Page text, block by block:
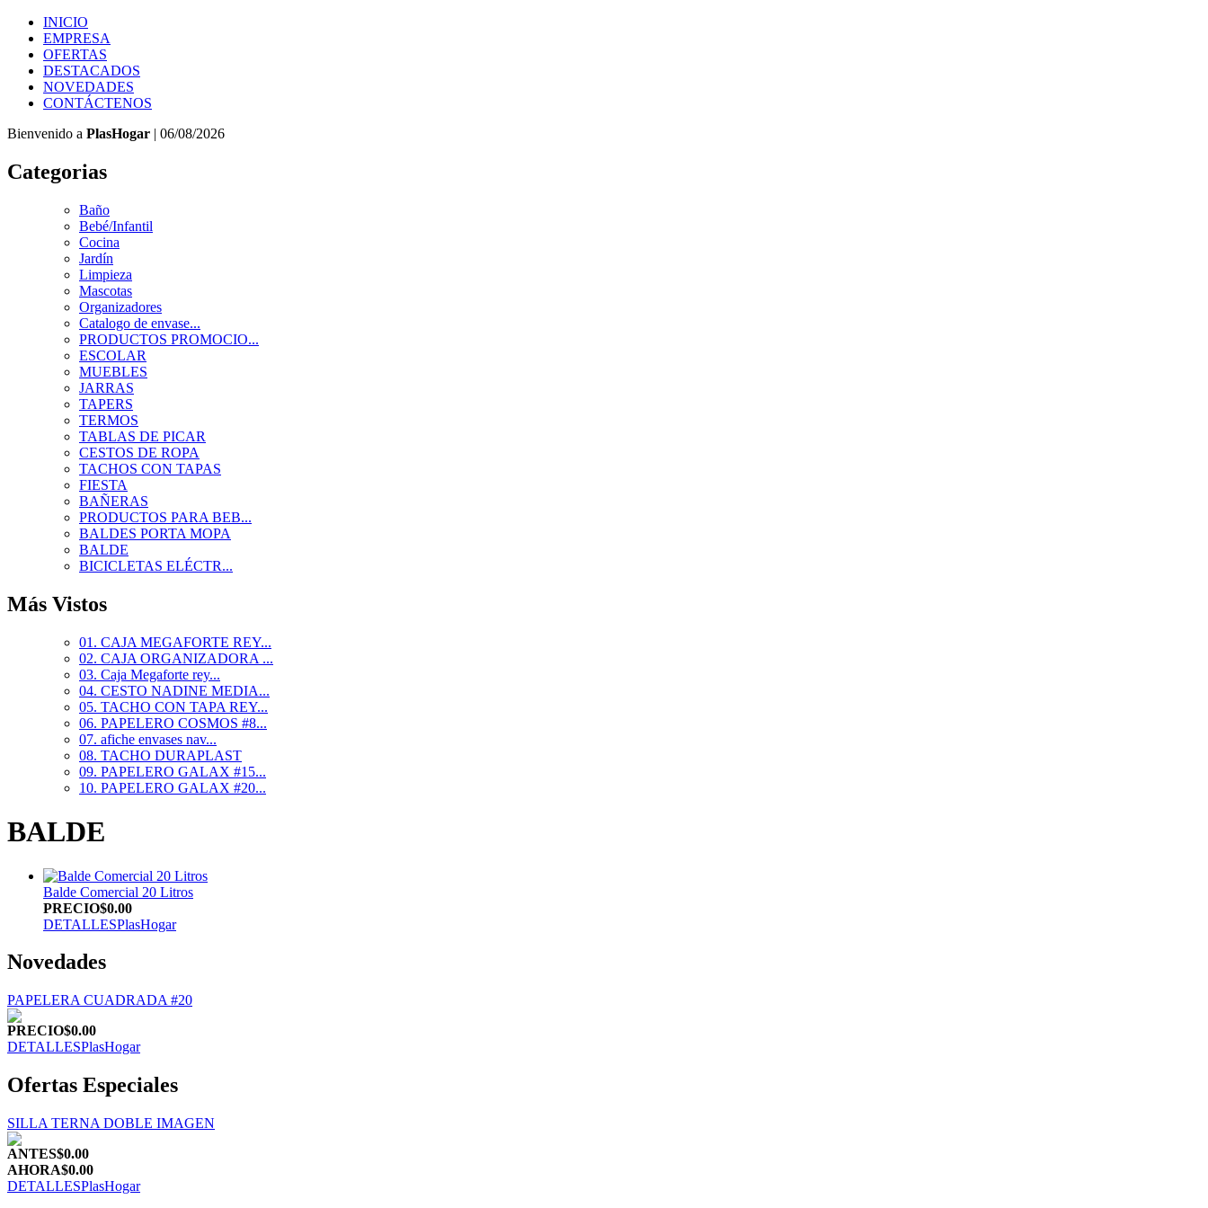
INICIO
EMPRESA
OFERTAS
DESTACADOS
NOVEDADES
CONTÁCTENOS
Bienvenido a PlasHogar | 06/08/2026
Categorias
Baño
Bebé/Infantil
Cocina
Jardín
Limpieza
Mascotas
Organizadores
Catalogo de envase...
PRODUCTOS PROMOCIO...
ESCOLAR
MUEBLES
JARRAS
TAPERS
TERMOS
TABLAS DE PICAR
CESTOS DE ROPA
TACHOS CON TAPAS
FIESTA
BAÑERAS
PRODUCTOS PARA BEB...
BALDES PORTA MOPA
BALDE
BICICLETAS ELÉCTR...
Más Vistos
01. CAJA MEGAFORTE REY...
02. CAJA ORGANIZADORA ...
03. Caja Megaforte rey...
04. CESTO NADINE MEDIA...
05. TACHO CON TAPA REY...
06. PAPELERO COSMOS #8...
07. afiche envases nav...
08. TACHO DURAPLAST
09. PAPELERO GALAX #15...
10. PAPELERO GALAX #20...
BALDE
Balde Comercial 20 Litros
PRECIO$0.00
DETALLESPlasHogar
Novedades
PAPELERA CUADRADA #20
PRECIO$0.00
DETALLESPlasHogar
Ofertas Especiales
SILLA TERNA DOBLE IMAGEN
ANTES$0.00
AHORA$0.00
DETALLESPlasHogar